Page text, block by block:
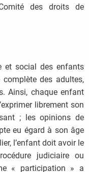
des droits de
et social des enfants
complète des adultes,
Ainsi, chaque enfant
librement son
; les opinions de
eu égard à son âge
l’enfant doit avoir le
judiciaire ou
« participation » a